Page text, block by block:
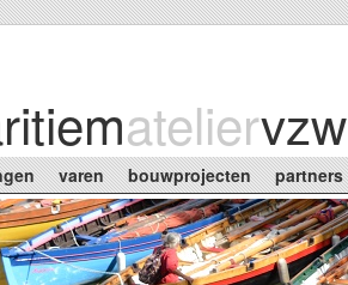
ateliervzw
varen bouwprojecten partners